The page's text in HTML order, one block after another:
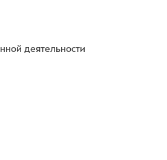
деятельности